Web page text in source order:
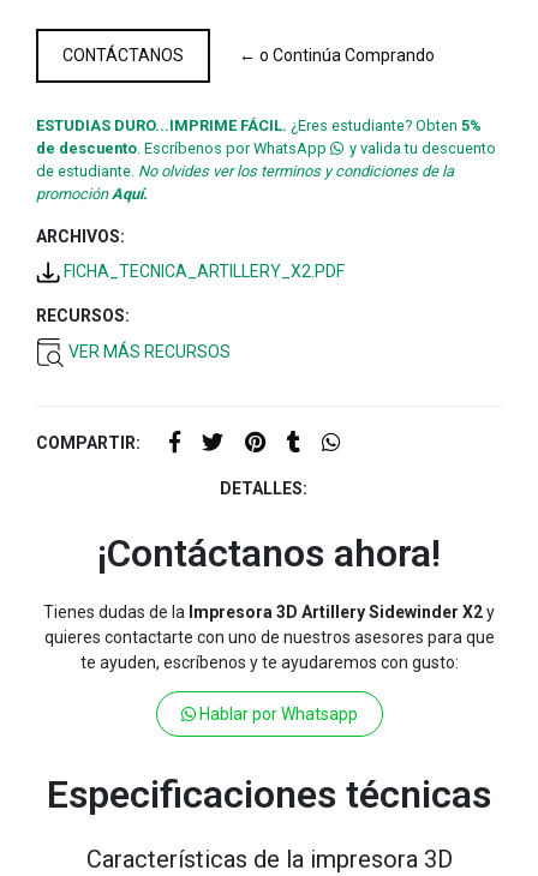
CONTÁCTANOS ← o Continúa Comprando
ESTUDIAS DURO...IMPRIME FÁCIL. ¿Eres estudiante? Obten 5%
de descuento. Escríbenos por WhatsApp
y valida tu descuento
de estudiante. No olvides ver los terminos y condiciones de la
promociónAquí.
ARCHIVOS:
FICHA_TECNICA_ARTILLERY_X2.PDF
RECURSOS:
VER MÁS RECURSOS
COMPARTIR:
DETALLES:
¡Contáctanos ahora!
Tienes dudas de la Impresora 3D Artillery Sidewinder X2y
quieres contactarte con uno de nuestros asesores para que
te ayuden, escríbenos y te ayudaremos con gusto:
Hablar por Whatsapp
Especificaciones técnicas
Características de la impresora 3D